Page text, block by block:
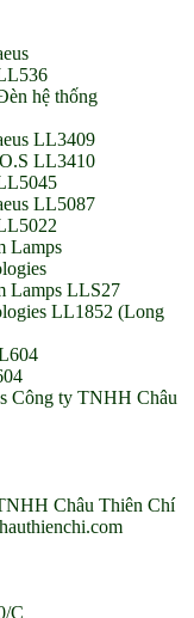
hệ thống
LL3409
LL3410
LL5087
Lamps
Lamps LLS27
LL1852 (Long
Công ty TNHH Châu
Châu Thiên Chí
C